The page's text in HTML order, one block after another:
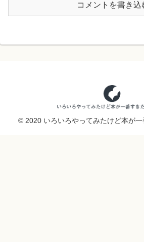
コメントを書き込
© 2020 いろいろやってみたけど本が一